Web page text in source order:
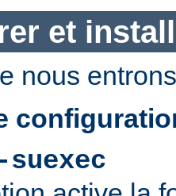
et
nous